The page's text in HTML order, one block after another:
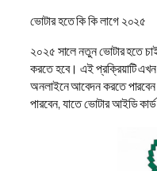
ভোটার হতে কি কি লাগে ২০২৫
২০২৫ সালে নতুন ভোটার হতে
করতে হবে। এই প্রক্রিয়াটি
অনলাইনে আবেদন করতে
পারবেন, যাতে ভোটার আইডি